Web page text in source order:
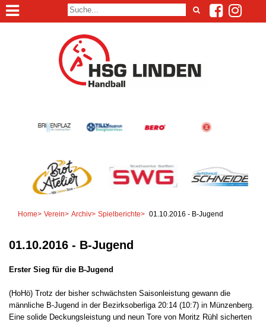
Home> Verein> Archiv> Spielberichte> 01.10.2016 - B-Jugend
01.10.2016 - B-Jugend
Erster Sieg für die B-Jugend
(HoHö) Trotz der bisher schwächsten Saisonleistung gewann die
männliche B-Jugend in der Bezirksoberliga 20:14 (10:7) in Münzenberg.
Eine solide Deckungsleistung und neun Tore von Moritz Rühl sicherten